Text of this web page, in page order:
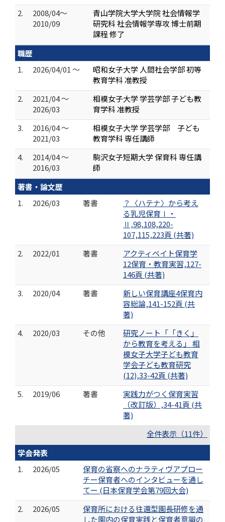
2.
2008/04～
2010/09
青山学院大学大学院 社会情報学
研究科 社会情報学専攻 博士前期
課程 修了
職歴
1.
2026/04/01 ～
昭和女子大学 人間社会学部 初等
教育学科 准教授
2.
2021/04 ～
2026/03
相模女子大学 学芸学部 子ども教
育学科 准教授
3.
2016/04 ～
2021/03
相模女子大学 学芸学部 子ども
教育学科 専任講師
4.
2014/04 ～
2016/03
駒沢女子短期大学 保育科 専任講
師
著書・論文歴
1.
2026/03 著書
？〈ハテナ〉から考え
る乳児保育Ⅰ・
Ⅱ,98,108,220-
107,115,223頁 (共著)
2.
2022/01 著書
アクティベイト保育学
12保育・教育実習,127-
146頁 (共著)
3.
2020/04 著書
新しい保育講座4保育内
容総論,141-152頁 (共
著)
4.
2020/03 その他
研究ノート「「きく」
から教育を考える」 相
模女子大学子ども教育
学会子ども教育研究
(12),33-42頁 (共著)
5.
2019/06 著書
実践力がつく保育実習
（改訂版）,34-41頁 (共
著)
全件表示（11件）
学会発表
1.
2026/05
保育の省察へのナラティヴアプロー
チー保育者へのインタビューを通し
てー (日本保育学会第79回大会)
2.
2026/05
保育所における往還型園長研修を通
した園内の保育実践と保育者意識の